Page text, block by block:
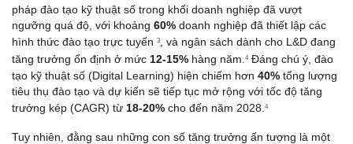
pháp đào tạo kỹ thuật số trong khối doanh nghiệp đã vượt
ngưỡng quá độ, với khoảng 60% doanh nghiệp đã thiết lập các
hình thức đào tạo trực tuyến 3
, và ngân sách dành cho L&D đang
tăng trưởng ổn định ở mức 12-15% hàng năm. 4 Đáng chú ý, đào
tạo kỹ thuật số (Digital Learning) hiện chiếm hơn 40% tổng lượng
tiêu thụ đào tạo và dự kiến sẽ tiếp tục mở rộng với tốc độ tăng
trưởng kép (CAGR) từ 18-20% cho đến năm 2028. 4
Tuy nhiên, đằng sau những con số tăng trưởng ấn tượng là một